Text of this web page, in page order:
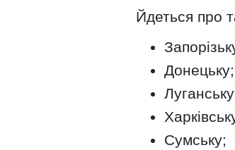
Йдеться про
Донецьку;
Сумську;